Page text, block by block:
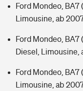
Ford Mondeo, BA7
Limousine, ab
Ford Mondeo, BA7
Diesel, Limousine,
Ford Mondeo, BA7
Limousine, ab